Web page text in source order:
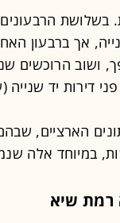
בשלושת
אך ברבעון
הרוכשים
דירות יד
הארציים,
במיוחד אלה
רמת שיא